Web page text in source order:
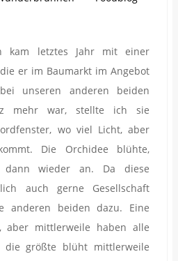
kam letztes Jahr mit einer
er im Baumarkt im Angebot
unseren anderen beiden
mehr war, stellte ich sie
wo viel Licht, aber
Die Orchidee blühte,
wieder an. Da diese
auch gerne Gesellschaft
anderen beiden dazu. Eine
aber mittlerweile haben alle
die größte blüht mittlerweile